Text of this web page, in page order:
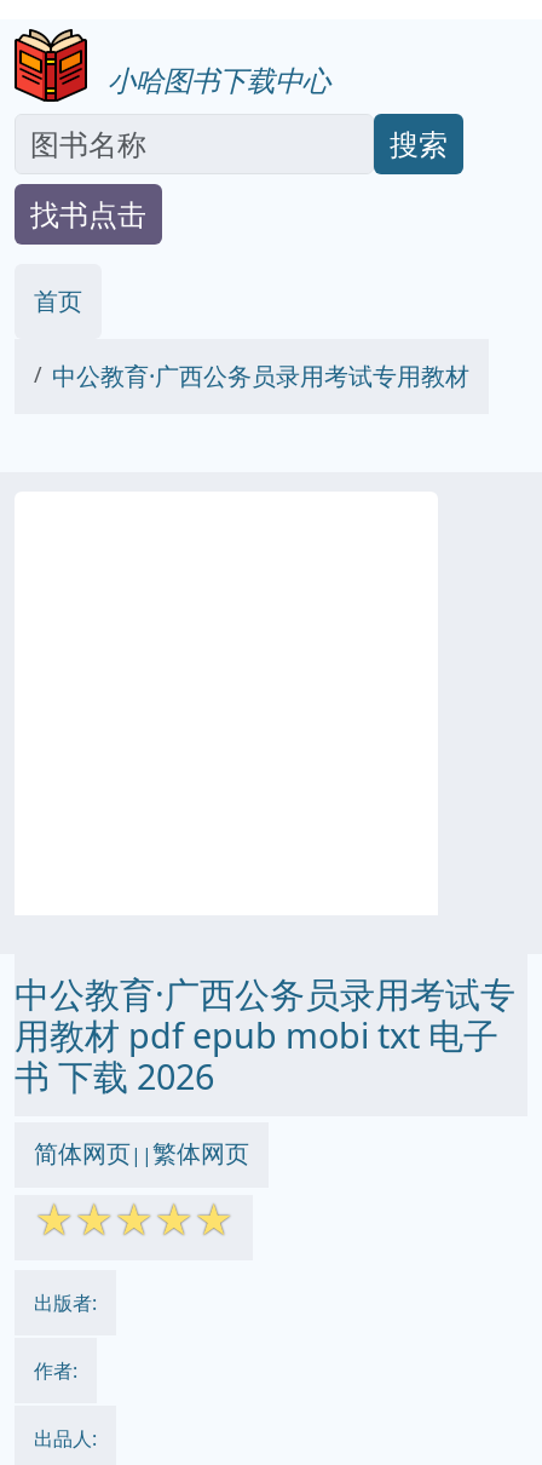
小哈图书下载中心
搜索
找书点击
首页
中公教育·广西公务员录用考试专用教材
中公教育·广西公务员录用考试专
用教材 pdf epub mobi txt 电子
书 下载 2026
简体网页||繁体网页
☆☆☆☆☆
出版者:
作者:
出品人: